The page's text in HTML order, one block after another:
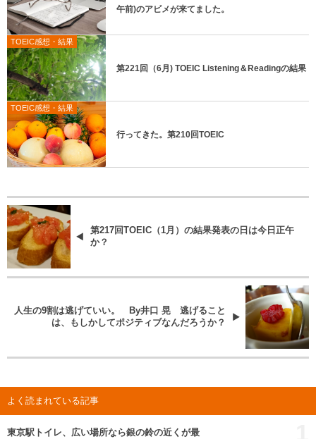
午前)のアビメが来てました。
TOEIC感想・結果
第221回（6月) TOEIC Listening＆Readingの結果
TOEIC感想・結果
行ってきた。第210回TOEIC
第217回TOEIC（1月）の結果発表の日は今日正午
か？
人生の9割は逃げていい。 By井口 晃 逃げること
は、もしかしてポジティブなんだろうか？
よく読まれている記事
東京駅トイレ、広い場所なら銀の鈴の近くが最